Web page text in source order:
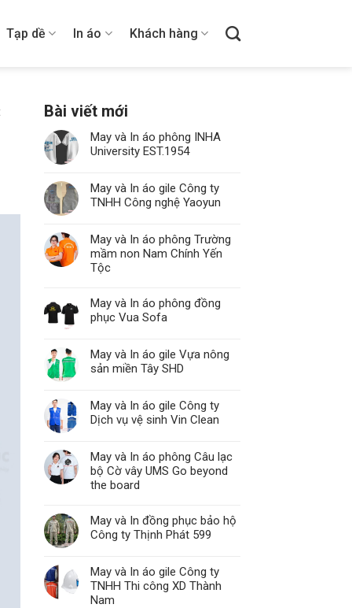
Tạp dề In áo Khách hàng
Bài viết mới
May và In áo phông INHA
University EST.1954
May và In áo gile Công ty
TNHH Công nghệ Yaoyun
May và In áo phông Trường
mầm non Nam Chính Yến
Tộc
May và In áo phông đồng
phục Vua Sofa
May và In áo gile Vựa nông
sản miền Tây SHD
May và In áo gile Công ty
Dịch vụ vệ sinh Vin Clean
May và In áo phông Câu lạc
bộ Cờ vây UMS Go beyond
the board
May và In đồng phục bảo hộ
Công ty Thịnh Phát 599
May và In áo gile Công ty
TNHH Thi công XD Thành
Nam